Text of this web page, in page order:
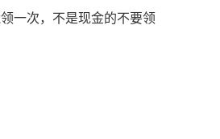
一次，不是现金的不要领